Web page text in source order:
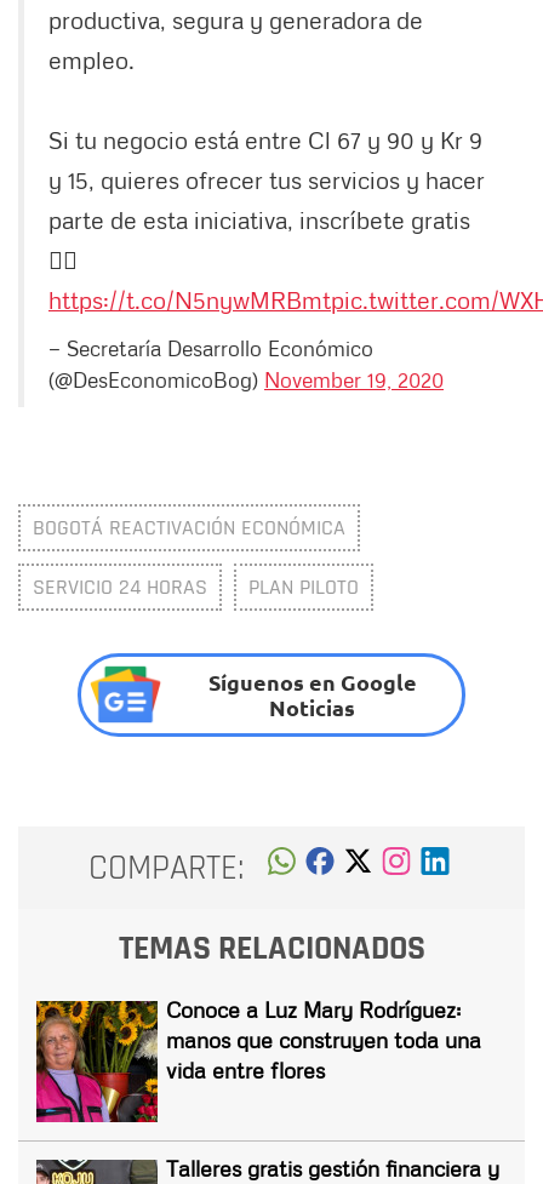
productiva, segura y generadora de
empleo.
Si tu negocio está entre Cl 67 y 90 y Kr 9
y 15, quieres ofrecer tus servicios y hacer
parte de esta iniciativa, inscríbete gratis
👉🏻
https://t.co/N5nywMRBmtpic.twitter.com/
— Secretaría Desarrollo Económico
(@DesEconomicoBog) November 19, 2020
BOGOTÁ REACTIVACIÓN ECONÓMICA
SERVICIO 24 HORAS PLAN PILOTO
Síguenos en Google
Noticias
COMPARTE:
TEMAS RELACIONADOS
Conoce a Luz Mary Rodríguez:
manos que construyen toda una
vida entre flores
Talleres gratis gestión financiera y